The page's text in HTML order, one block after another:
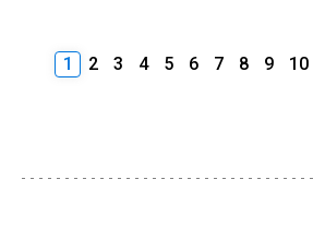
1 2 3 4 5 6 7 8 9 10